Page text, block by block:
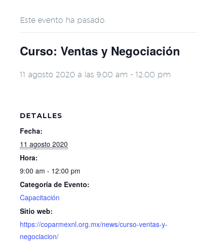
Este evento ha pasado.
Curso: Ventas y Negociación
11 agosto 2020 a las 9:00 am - 12:00 pm
DETALLES
Fecha:
11 agosto 2020
Hora:
9:00 am - 12:00 pm
Categoría de Evento:
Capacitación
Sitio web:
https://coparmexnl.org.mx/news/curso-ventas-y-
negociacion/